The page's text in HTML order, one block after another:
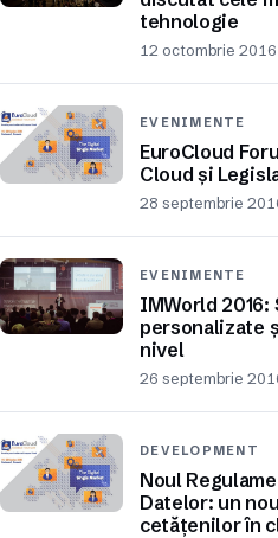
tehnologie
12 octombrie 2016
EVENIMENTE
EuroCloud
Cloud și
28 septembrie
EVENIMENTE
IMWorld 2016:
personalizate
nivel
26 septembrie
DEVELOPMENT
Noul
Datelor: un
cetățenilor în